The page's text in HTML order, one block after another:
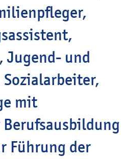
Jugend- und
mit
Führung der